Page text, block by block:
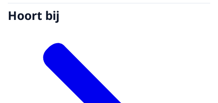
Hoort bij